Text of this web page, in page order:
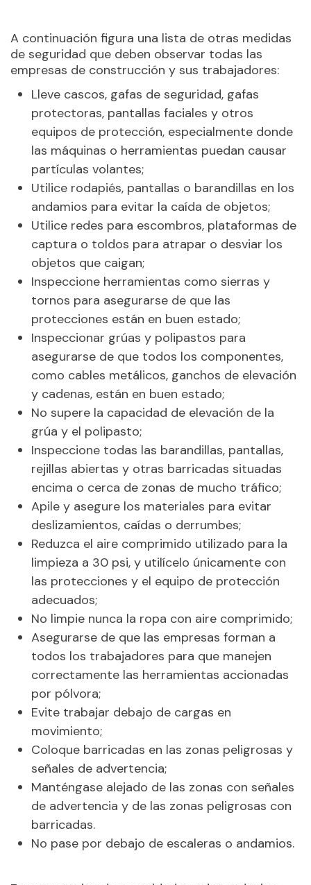
A continuación figura una lista de otras medidas
de seguridad que deben observar todas las
empresas de construcción y sus trabajadores:
Lleve cascos, gafas de seguridad, gafas
protectoras, pantallas faciales y otros
equipos de protección, especialmente donde
las máquinas o herramientas puedan causar
partículas volantes;
Utilice rodapiés, pantallas o barandillas en los
andamios para evitar la caída de objetos;
Utilice redes para escombros, plataformas de
captura o toldos para atrapar o desviar los
objetos que caigan;
Inspeccione herramientas como sierras y
tornos para asegurarse de que las
protecciones están en buen estado;
Inspeccionar grúas y polipastos para
asegurarse de que todos los componentes,
como cables metálicos, ganchos de elevación
y cadenas, están en buen estado;
No supere la capacidad de elevación de la
grúa y el polipasto;
Inspeccione todas las barandillas, pantallas,
rejillas abiertas y otras barricadas situadas
encima o cerca de zonas de mucho tráfico;
Apile y asegure los materiales para evitar
deslizamientos, caídas o derrumbes;
Reduzca el aire comprimido utilizado para la
limpieza a 30 psi, y utilícelo únicamente con
las protecciones y el equipo de protección
adecuados;
No limpie nunca la ropa con aire comprimido;
Asegurarse de que las empresas forman a
todos los trabajadores para que manejen
correctamente las herramientas accionadas
por pólvora;
Evite trabajar debajo de cargas en
movimiento;
Coloque barricadas en las zonas peligrosas y
señales de advertencia;
Manténgase alejado de las zonas con señales
de advertencia y de las zonas peligrosas con
barricadas.
No pase por debajo de escaleras o andamios.